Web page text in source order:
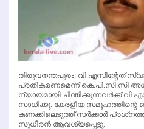
തിരുവനന്തപുരം: വി.എസിന്റേത്
പ്രതികരണമെന്ന് കെ.പി.സി.സി
ന്യായമായി ചിന്തിക്കുന്നവര്‍ക്ക്
സാധിക്കൂ. കേരളീയ
കണക്കിലെടുത്ത് സര്‍ക്കാര്‍
സുധീരന്‍ ആവശ്യപ്പെട്ടു.